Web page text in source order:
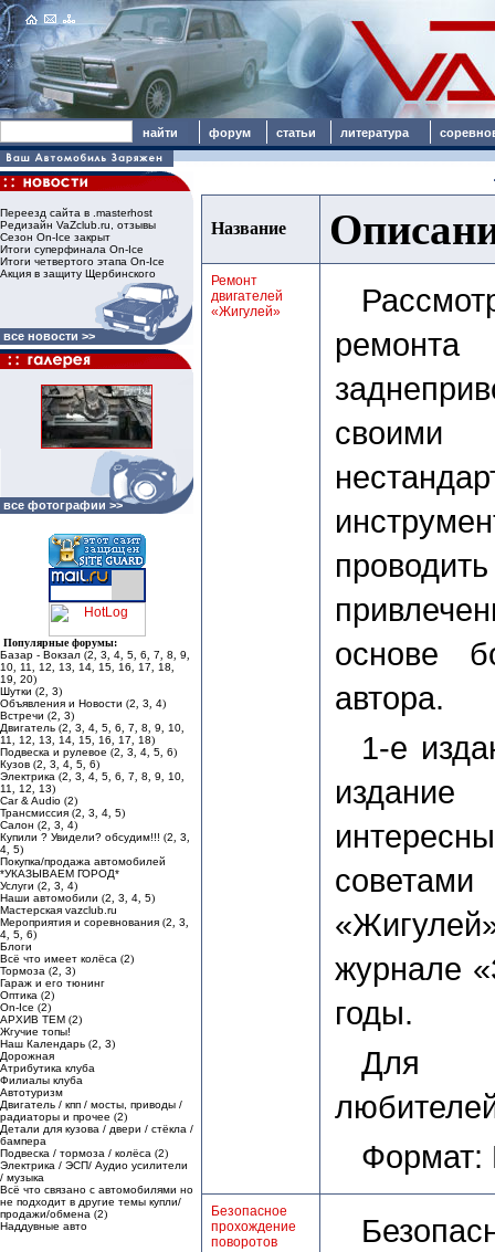
форум статьи литература
Переезд сайта в .masterhost
Редизайн VaZclub.ru, отзывы
Сезон On-Ice закрыт
Итоги суперфинала On-Ice
Итоги четвертого этапа On-Ice
Акция в защиту Щербинского
все новости >>
все фотографии >>
Популярные форумы:
Базар - Вокзал (2 3 4 5 6 7 8 9
10
11 12 13 14 15 16 17 18
19
20)
Шутки (2 3)
Объявления и Новости (2 3 4)
Встречи (2 3)
Двигатель (2 3 4 5 6 7 8 9 10
11
12 13 14 15 16 17 18)
Подвеска и рулевое (2 3 4 5 6)
Кузов (2 3 4 5 6)
Электрика (2 3 4 5 6 7 8 9 10
11
12 13)
Car & Audio (2)
Трансмиссия (2 3 4 5)
Салон (2 3 4)
Купили ? Увидели? обсудим!!! (2 3
4 5)
Покупка/продажа автомобилей
*УКАЗЫВАЕМ ГОРОД*
Услуги (2 3 4)
Наши автомобили (2 3 4 5)
Мастерская vazclub.ru
Мероприятия и соревнования (2 3
4 5 6)
Блоги
Всё что имеет колёса (2)
Тормоза (2 3)
Гараж и его тюнинг
Оптика (2)
On-Ice (2)
АРХИВ ТЕМ (2)
Жгучие топы!
Наш Календарь (2 3)
Дорожная
Атрибутика клуба
Филиалы клуба
Автотуризм
Двигатель / кпп / мосты, приводы /
радиаторы и прочее (2)
Детали для кузова / двери / стёкла /
бампера
Подвеска / тормоза / колёса (2)
Электрика / ЭСП/ Аудио усилители
/ музыка
Всё что связано с автомобилями но
не подходит в другие темы купли/
продажи/обмена (2)
Наддувные авто
Название
Ремонт
двигателей
«Жигулей»
своими
основе
автора.
1-е
издание
советами
журнале
годы.
Для
Формат:
Безопасное
прохождение
поворотов